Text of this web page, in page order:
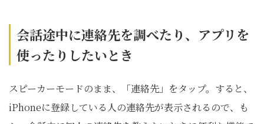
会話途中に連絡先を調べたり、アプリを
使ったりしたいとき
スピーカーモードのまま、「連絡先」をタップ。すると、
iPhoneに登録している人の連絡先が表示されるので、も